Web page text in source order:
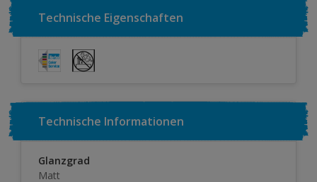
Technische Eigenschaften
Technische Informationen
Glanzgrad
Matt